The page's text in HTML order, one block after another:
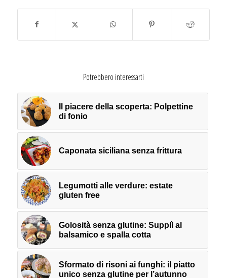
Potrebbero interessarti
Il piacere della scoperta: Polpettine
di fonio
Caponata siciliana senza frittura
Legumotti alle verdure: estate
gluten free
Golosità senza glutine: Supplì al
balsamico e spalla cotta
Sformato di risoni ai funghi: il piatto
unico senza glutine per l’autunno